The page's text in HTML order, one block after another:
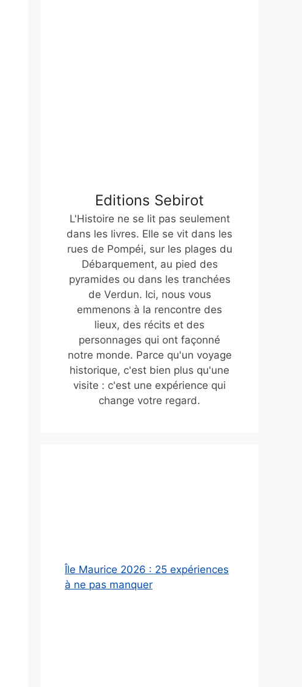
Editions Sebirot
L'Histoire ne se lit pas seulement
dans les livres. Elle se vit dans les
rues de Pompéi, sur les plages du
Débarquement, au pied des
pyramides ou dans les tranchées
de Verdun. Ici, nous vous
emmenons à la rencontre des
lieux, des récits et des
personnages qui ont façonné
notre monde. Parce qu'un voyage
historique, c'est bien plus qu'une
visite : c'est une expérience qui
change votre regard.
Île Maurice 2026 : 25 expériences
à ne pas manquer